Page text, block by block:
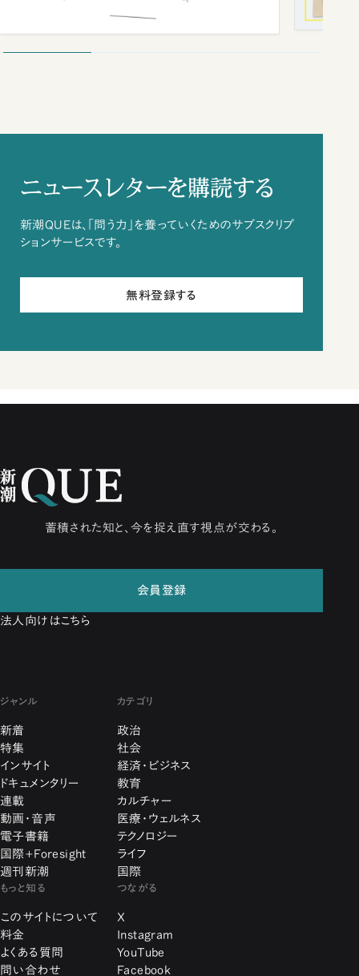
ニュースレターを購読する
新潮QUEは、「問う力」を養っていくためのサブスクリプ
ションサービスです。
無料登録する
蓄積された知と、今を捉え直す視点が交わる。
会員登録
法人向けはこちら
ジャンル
新着
特集
インサイト
ドキュメンタリー
連載
動画・音声
電子書籍
国際+Foresight
週刊新潮
カテゴリ
政治
社会
経済・ビジネス
教育
カルチャー
医療・ウェルネス
テクノロジー
ライフ
国際
もっと知る
このサイトについて
料金
よくある質問
問い合わせ
つながる
X
Instagram
YouTube
Facebook